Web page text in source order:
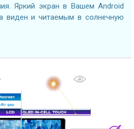
Яркий экран в Вашем Android
виден и читаемым в солнечную